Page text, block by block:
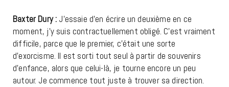
Baxter Dury : J’essaie d’en écrire un deuxième en ce
moment, j’y suis contractuellement obligé. C’est vraiment
difficile, parce que le premier, c’était une sorte
d’exorcisme. Il est sorti tout seul à partir de souvenirs
d’enfance, alors que celui-là, je tourne encore un peu
autour. Je commence tout juste à trouver sa direction.